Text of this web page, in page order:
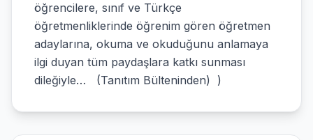
öğrencilere, sınıf ve Türkçe
öğretmenliklerinde öğrenim gören öğretmen
adaylarına, okuma ve okuduğunu anlamaya
ilgi duyan tüm paydaşlara katkı sunması
dileğiyle… (Tanıtım Bülteninden) )